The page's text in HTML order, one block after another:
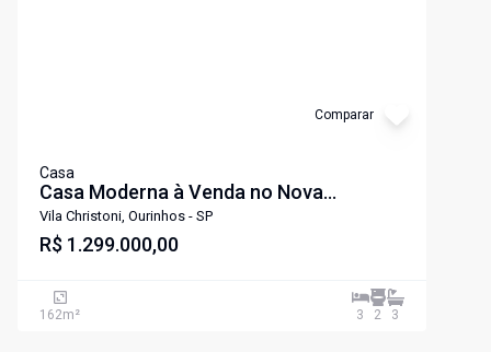
Comparar
Casa
Casa Moderna à Venda no Nova
Alcântara, Ourinhos - 3 Dorms,
Planejados e Lazer Completo
Vila Christoni, Ourinhos - SP
R$ 1.299.000,00
162m² 3 2 3